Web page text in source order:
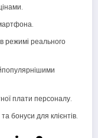
режимі реального
плати персоналу.
бонуси для клієнтів.